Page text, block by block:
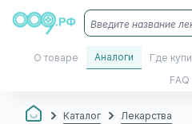
О товаре Аналоги Где
FAQ
Каталог Лекарства